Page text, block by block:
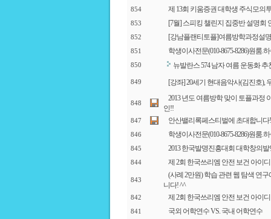
854 제 13회 키움증권 대학생 주식모의
853 [7월] 스피킹 챌린지 집중반 설명회
852 [강남플랜티토플]여름방학과정설
851 학생이사전문(010-8675-8286)원룸.
850 뉴발란스 574 남자 여름 운동화 추
849 [강좌] 20세기 현대음악사(김진호),
848
2013 년도 여름방학 맞이 토플과정
인!!
847 안산밸리록페스티벌에 초대합니
846 학생이사전문(010-8675-8286)원룸.
845 2013 한국발명진흥대회 대학창의
844 제 2회 한국쓰리엠 안전 보건 아이
843
(사례 2만원) 학습 관련 웹 탐색 연
니다! ^^
842 제 2회 한국쓰리엠 안전 보건 아이
841 국외 어학연수 VS. 국내 어학연수